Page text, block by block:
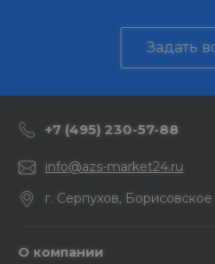
Задать
+7 (495) 230-57-88
info@azs-market24.ru
г. Серпухов,
О компании